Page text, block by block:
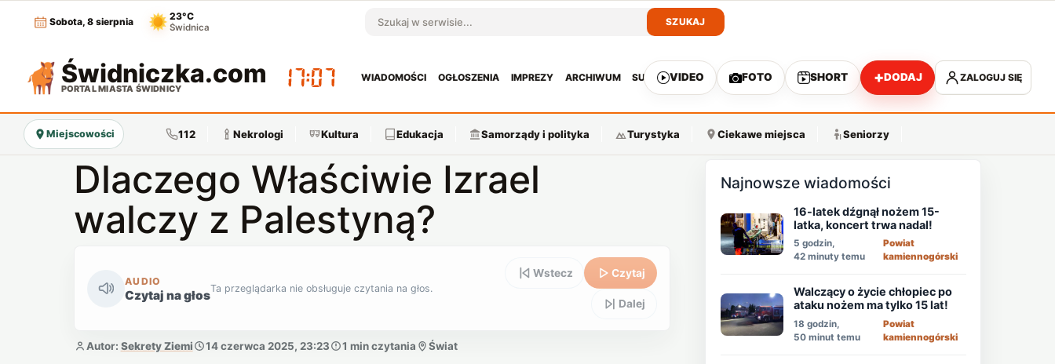
Sobota, 8 sierpnia
23°C
Świdnica Szukaj w serwisie
SZUKAJ
Świdniczka.com
PORTAL MIASTA ŚWIDNICY 17:07
WIADOMOŚCI OGŁOSZENIA IMPREZY ARCHIWUM SUBSKRYPCJA
VIDEO FOTO SHORT +DODAJ ZALOGUJ SIĘ
Miejscowości 112 Nekrologi Kultura Edukacja Samorządy i polityka Turystyka Ciekawe miejsca Seniorzy
Dlaczego Właściwie Izrael
walczy z Palestyną?
AUDIO
Czytaj na głosTa przeglądarka nie obsługuje czytania na głos.
Wstecz Czytaj
Dalej
Autor: Sekrety Ziemi 14 czerwca 2025, 23:23 1 min czytania Świat
Najnowsze wiadomości
16-latek dźgnął nożem 15-
latka, koncert trwa nadal!
5 godzin,
42 minuty temu
Powiat
kamiennogórski
Walczący o życie chłopiec po
ataku nożem ma tylko 15 lat!
18 godzin,
50 minut temu
Powiat
kamiennogórski